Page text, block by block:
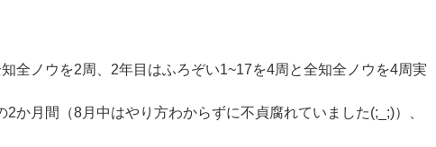
全ノウを2周、2年目はふろぞい1~17を4周と全知全ノウを4周実
か月間（8月中はやり方わからずに不貞腐れていました(;_;)）、